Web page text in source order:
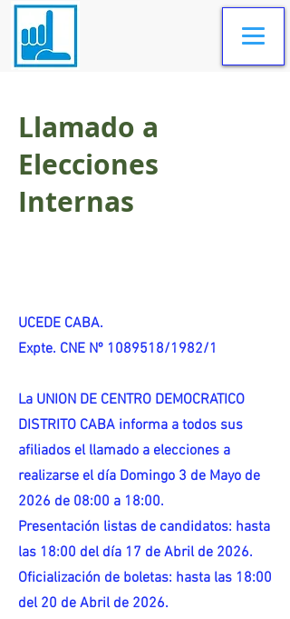
Llamado a
Elecciones
Internas
UCEDE CABA.
Expte. CNE Nº 1089518/1982/1
La UNION DE CENTRO DEMOCRATICO
DISTRITO CABA informa a todos sus
afiliados el llamado a elecciones a
realizarse el día Domingo 3 de Mayo de
2026 de 08:00 a 18:00.
Presentación listas de candidatos: hasta
las 18:00 del día 17 de Abril de 2026.
Oficialización de boletas: hasta las 18:00
del 20 de Abril de 2026.